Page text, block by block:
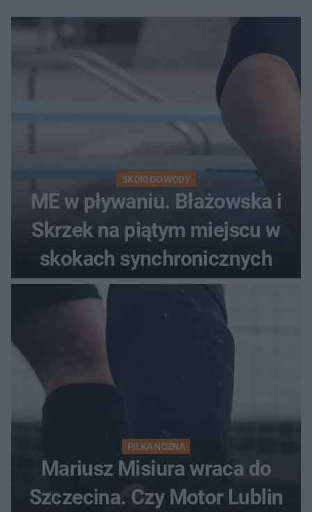
SKOKI DO WODY
ME w pływaniu. Błażowska i
Skrzek na piątym miejscu w
skokach synchronicznych
PIŁKA NOŻNA
Mariusz Misiura wraca do
Szczecina. Czy Motor Lublin